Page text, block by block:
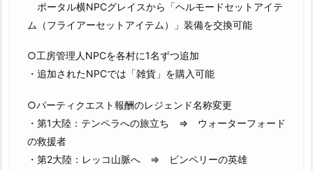
ポータル横NPCグレイスから「ヘルモードセットアイテ
ム（フライアーセットアイテム）」装備を交換可能
○工房管理人NPCを各村に1名ずつ追加
・追加されたNPCでは「雑貨」を購入可能
○パーティクエスト報酬のレジェンド名称変更
・第1大陸：テンペラへの旅立ち ⇒ ウォーターフォード
の救援者
・第2大陸：レッコ山脈へ ⇒ ビンペリーの英雄